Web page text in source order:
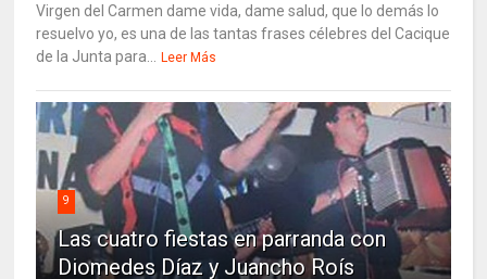
Virgen del Carmen dame vida, dame salud, que lo demás lo
resuelvo yo, es una de las tantas frases célebres del Cacique
de la Junta para...
Leer Más
9
Las cuatro fiestas en parranda con
Diomedes Díaz y Juancho Roís